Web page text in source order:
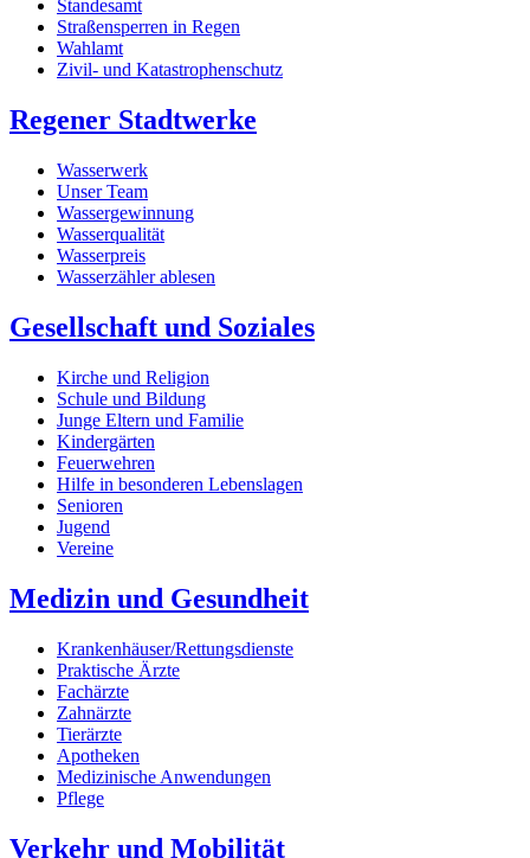
Standesamt
Straßensperren in Regen
Wahlamt
Zivil- und Katastrophenschutz
Regener Stadtwerke
Wasserwerk
Unser Team
Wassergewinnung
Wasserqualität
Wasserpreis
Wasserzähler ablesen
Gesellschaft und Soziales
Kirche und Religion
Schule und Bildung
Junge Eltern und Familie
Kindergärten
Feuerwehren
Hilfe in besonderen Lebenslagen
Senioren
Jugend
Vereine
Medizin und Gesundheit
Krankenhäuser/Rettungsdienste
Praktische Ärzte
Fachärzte
Zahnärzte
Tierärzte
Apotheken
Medizinische Anwendungen
Pflege
Verkehr und Mobilität